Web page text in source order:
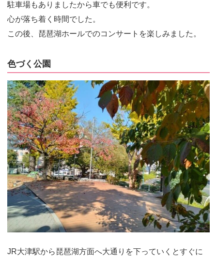
駐車場もありましたから車でも便利です。
心が落ち着く時間でした。
この後、琵琶湖ホールでのコンサートを楽しみました。
色づく公園
JR大津駅から琵琶湖方面へ大通りを下っていくとすぐに